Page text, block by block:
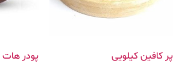
پر کافین کیلویی پودر هات